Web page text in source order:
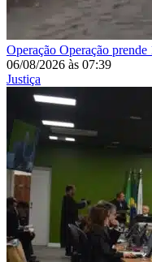
Operação Operação
06/08/2026 às 07:39
Justiça